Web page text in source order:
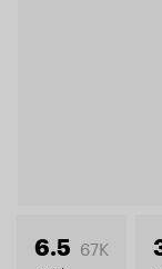
6.5 67K